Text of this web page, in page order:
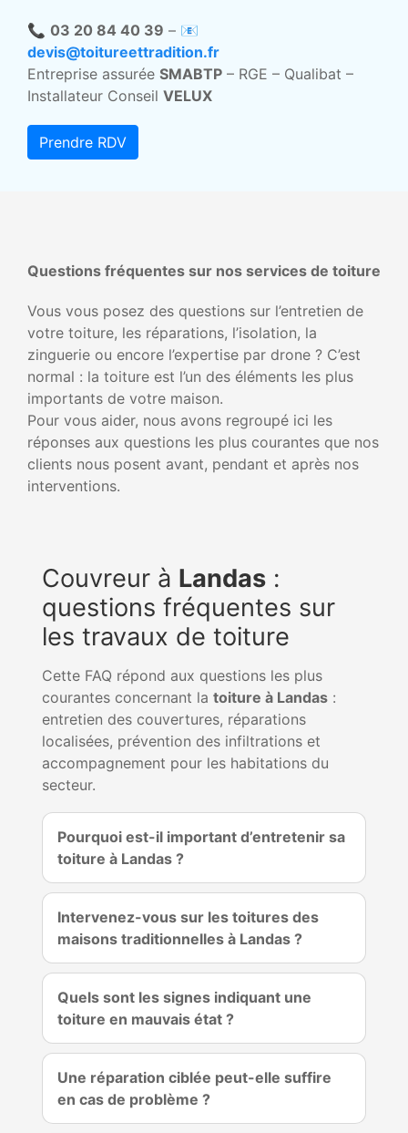
📞 03 20 84 40 39 – 📧
devis@toitureettradition.fr
Entreprise assurée SMABTP – RGE – Qualibat –
Installateur Conseil VELUX
Prendre RDV
Questions fréquentes sur nos services de toiture
Vous vous posez des questions sur l’entretien de
votre toiture, les réparations, l’isolation, la
zinguerie ou encore l’expertise par drone ? C’est
normal : la toiture est l’un des éléments les plus
importants de votre maison.
Pour vous aider, nous avons regroupé ici les
réponses aux questions les plus courantes que nos
clients nous posent avant, pendant et après nos
interventions.
Couvreur à Landas :
questions fréquentes sur
les travaux de toiture
Cette FAQ répond aux questions les plus
courantes concernant la toiture à Landas :
entretien des couvertures, réparations
localisées, prévention des infiltrations et
accompagnement pour les habitations du
secteur.
Pourquoi est-il important d’entretenir sa
toiture à Landas ?
Intervenez-vous sur les toitures des
maisons traditionnelles à Landas ?
Quels sont les signes indiquant une
toiture en mauvais état ?
Une réparation ciblée peut-elle suffire
en cas de problème ?